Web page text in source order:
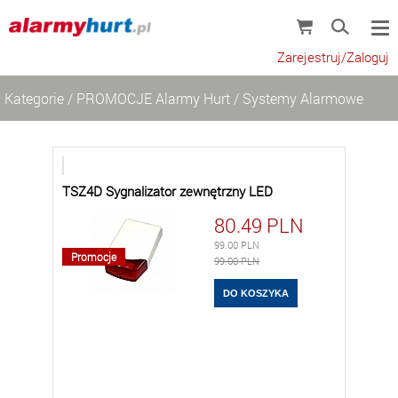
Zarejestruj/Zaloguj
Kategorie / PROMOCJE Alarmy Hurt / Systemy Alarmowe
TSZ4D Sygnalizator zewnętrzny LED
Promocje
80.49 PLN
99.00 PLN
99.00 PLN